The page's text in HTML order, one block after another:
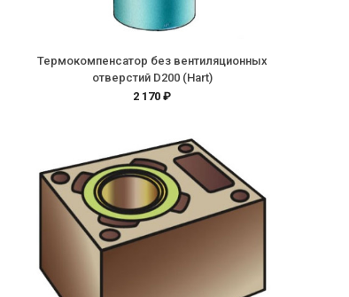
Термокомпенсатор без вентиляционных
отверстий D200 (Hart)
2 170 ₽